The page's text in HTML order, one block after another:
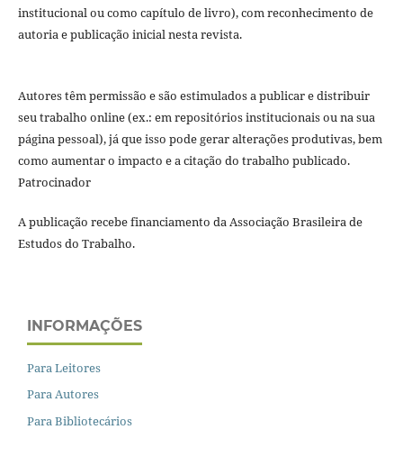
institucional ou como capítulo de livro), com reconhecimento de
autoria e publicação inicial nesta revista.
Autores têm permissão e são estimulados a publicar e distribuir
seu trabalho online (ex.: em repositórios institucionais ou na sua
página pessoal), já que isso pode gerar alterações produtivas, bem
como aumentar o impacto e a citação do trabalho publicado.
Patrocinador
A publicação recebe financiamento da Associação Brasileira de
Estudos do Trabalho.
INFORMAÇÕES
Para Leitores
Para Autores
Para Bibliotecários